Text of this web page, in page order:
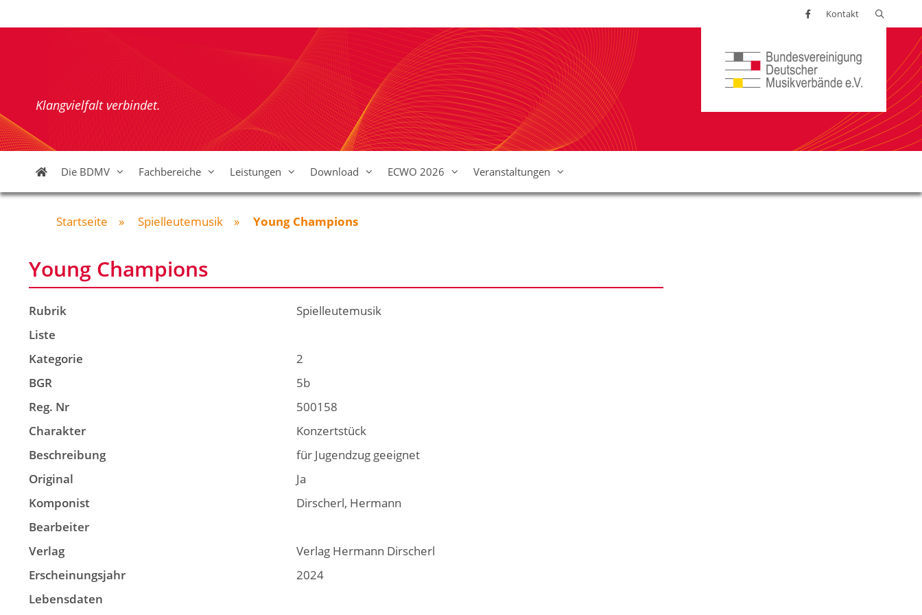
Inhalt
Kontakt
Klangvielfalt verbindet.
Die BDMV Fachbereiche Leistungen Download ECWO 2026 Veranstaltungen
Startseite » Spielleutemusik » Young Champions
Young Champions
Rubrik
Spielleutemusik
Liste
Kategorie
2
BGR
5b
Reg. Nr
500158
Charakter
Konzertstück
Beschreibung
für Jugendzug geeignet
Original
Ja
Komponist
Dirscherl, Hermann
Bearbeiter
Verlag
Verlag Hermann Dirscherl
Erscheinungsjahr
2024
Lebensdaten